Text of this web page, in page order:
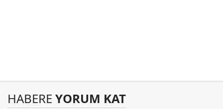
HABERE YORUM KAT